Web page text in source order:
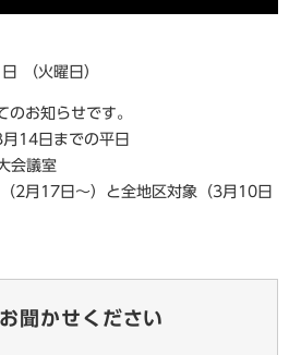
（火曜日）
のお知らせです。
14日までの平日
会議室
2月17日～）と全地区対象（3月10日
聞かせください